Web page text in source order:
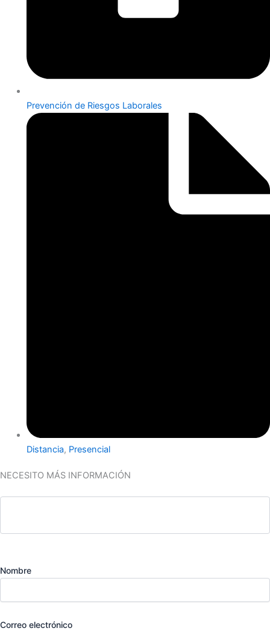
Prevención de Riesgos Laborales
Distancia, Presencial
NECESITO MÁS INFORMACIÓN
Nombre
Correo electrónico